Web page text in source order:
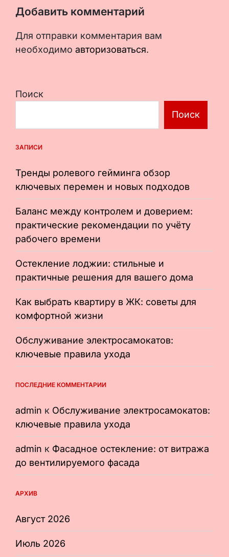
Добавить комментарий
Для отправки комментария вам
необходимо авторизоваться.
Поиск
Поиск
ЗАПИСИ
Тренды ролевого гейминга обзор
ключевых перемен и новых подходов
Баланс между контролем и доверием:
практические рекомендации по учёту
рабочего времени
Остекление лоджии: стильные и
практичные решения для вашего дома
Как выбрать квартиру в ЖК: советы для
комфортной жизни
Обслуживание электросамокатов:
ключевые правила ухода
ПОСЛЕДНИЕ КОММЕНТАРИИ
admin к Обслуживание электросамокатов:
ключевые правила ухода
admin к Фасадное остекление: от витража
до вентилируемого фасада
АРХИВ
Август 2026
Июль 2026